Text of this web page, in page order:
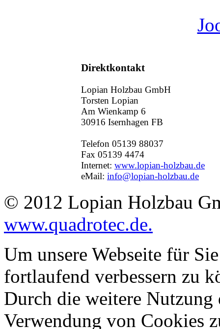
Direktkontakt
Lopian Holzbau GmbH
Torsten Lopian
Am Wienkamp 6
30916 Isernhagen FB
Telefon 05139 88037
Fax 05139 4474
Internet: www.lopian-holzbau.de
eMail: info@lopian-holzbau.de
© 2012 Lopian Holzbau
www.quadrotec.de.
Um unsere Webseite für
fortlaufend verbessern zu
Durch die weitere Nutzung
Verwendung von Cookies